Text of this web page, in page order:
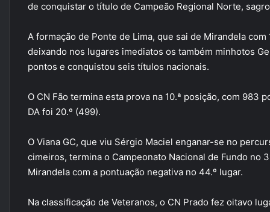
de conquistar o título de Campeão Regional Norte,
A formação de Ponte de Lima, que sai de Mirandela
deixando nos lugares imediatos os também minhotos
pontos e conquistou seis títulos nacionais.
O CN Fão termina esta prova na 10.ª posição, com 983
DA foi 20.º (499).
O Viana GC, que viu Sérgio Maciel enganar-se no
cimeiros, termina o Campeonato Nacional de Fundo no
Mirandela com a pontuação negativa no 44.º lugar.
Na classificação de Veteranos, o CN Prado fez oitavo